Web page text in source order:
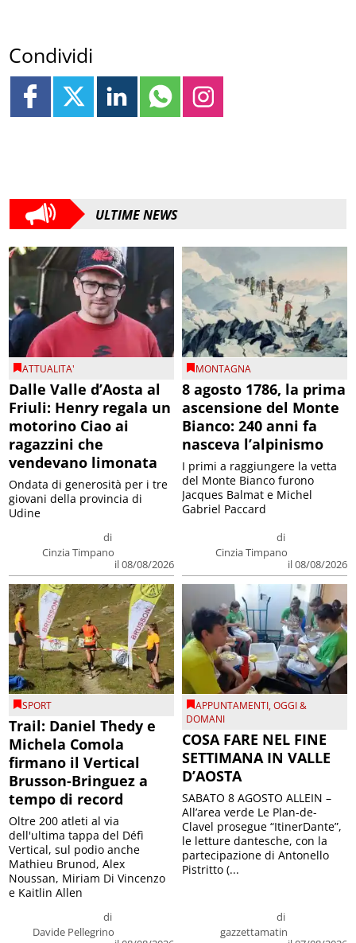
Condividi
ULTIME NEWS
ATTUALITA'
Dalle Valle d’Aosta al
Friuli: Henry regala un
motorino Ciao ai
ragazzini che
vendevano limonata
di
Cinzia Timpano
il 08/08/2026
Ondata di generosità per i tre
giovani della provincia di
Udine
MONTAGNA
8 agosto 1786, la prima
ascensione del Monte
Bianco: 240 anni fa
nasceva l’alpinismo
di
Cinzia Timpano
il 08/08/2026
I primi a raggiungere la vetta
del Monte Bianco furono
Jacques Balmat e Michel
Gabriel Paccard
SPORT
Trail: Daniel Thedy e
Michela Comola
firmano il Vertical
Brusson-Bringuez a
tempo di record
di
Davide Pellegrino
Oltre 200 atleti al via
dell'ultima tappa del Défì
Vertical, sul podio anche
Mathieu Brunod, Alex
Noussan, Miriam Di Vincenzo
e Kaitlin Allen
APPUNTAMENTI,OGGI &
DOMANI
COSA FARE NEL FINE
SETTIMANA IN VALLE
D’AOSTA
di
gazzettamatin
SABATO 8 AGOSTO ALLEIN –
All’area verde Le Plan-de-
Clavel prosegue “ItinerDante”,
le letture dantesche, con la
partecipazione di Antonello
Pistritto (...